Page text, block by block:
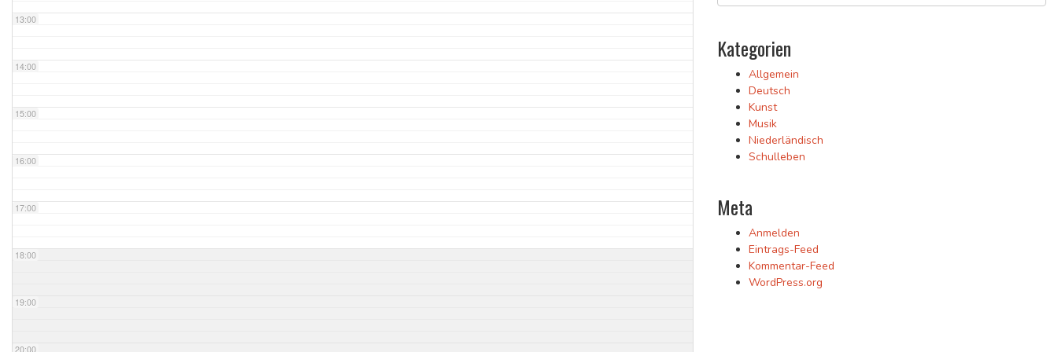
13:00
14:00
15:00
16:00
17:00
18:00
19:00
20:00
Kategorien
Allgemein
Deutsch
Kunst
Musik
Niederländisch
Schulleben
Meta
Anmelden
Eintrags-Feed
Kommentar-Feed
WordPress.org